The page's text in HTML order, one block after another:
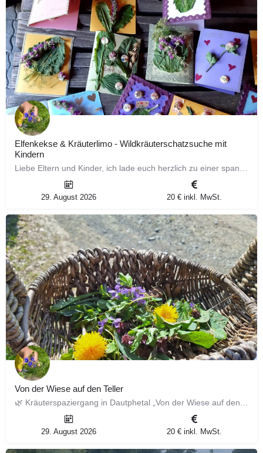
Elfenkekse & Kräuterlimo - Wildkräuterschatzsuche mit
Kindern
29. August 2026 20 € inkl. MwSt.
Von der Wiese auf den Teller
29. August 2026 20 € inkl. MwSt.